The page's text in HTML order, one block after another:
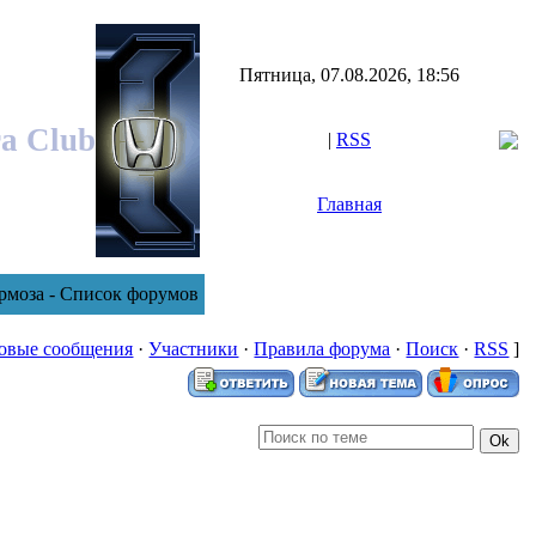
Club
Пятница, 07.08.2026, 18:56
| RSS
Главная
- Список форумов
сообщения ·Участники ·Правила форума ·Поиск ·RSS ]